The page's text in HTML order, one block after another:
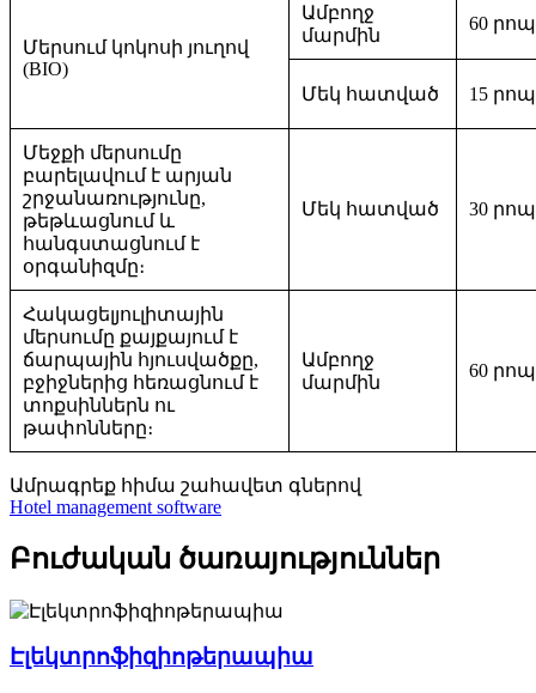
Մերսում կոկոսի յուղով
(BIO)
Ամբողջ
մարմին
60
Մեկ հատված 15
Մեջքի մերսումը
բարելավում է արյան
շրջանառությունը,
թեթևացնում և
հանգստացնում է
օրգանիզմը։
Մեկ հատված 30
Հակացելյուլիտային
մերսումը քայքայում է
ճարպային հյուսվածքը,
բջիջներից հեռացնում է
տոքսիններն ու
թափոնները։
Ամբողջ
մարմին
60
Ամրագրեք հիմա շահավետ գներով
Hotel management software
Բուժական ծառայություններ
Էլեկտրոֆիզիոթերապիա